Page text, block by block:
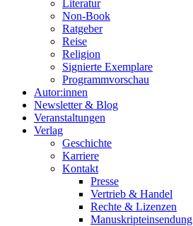
Literatur
Non-Book
Ratgeber
Reise
Religion
Signierte Exemplare
Programmvorschau
Autor:innen
Newsletter & Blog
Veranstaltungen
Verlag
Geschichte
Karriere
Kontakt
Presse
Vertrieb & Handel
Rechte & Lizenzen
Manuskripteinsendung